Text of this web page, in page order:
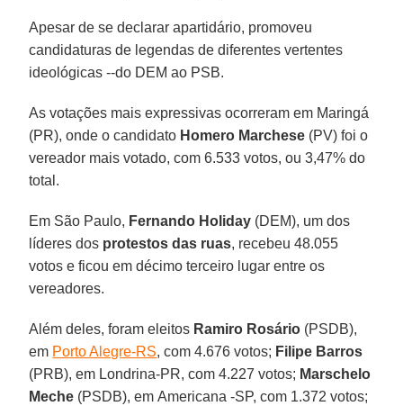
Apesar de se declarar apartidário, promoveu
candidaturas de legendas de diferentes vertentes
ideológicas --do DEM ao PSB.
As votações mais expressivas ocorreram em Maringá
(PR), onde o candidato Homero Marchese (PV) foi o
vereador mais votado, com 6.533 votos, ou 3,47% do
total.
Em São Paulo, Fernando Holiday (DEM), um dos
líderes dos protestos das ruas, recebeu 48.055
votos e ficou em décimo terceiro lugar entre os
vereadores.
Além deles, foram eleitos Ramiro Rosário (PSDB),
em Porto Alegre-RS, com 4.676 votos; Filipe Barros
(PRB), em Londrina-PR, com 4.227 votos; Marschelo
Meche (PSDB), em Americana -SP, com 1.372 votos;